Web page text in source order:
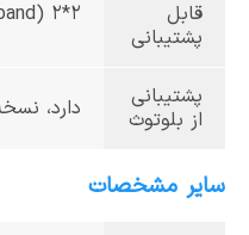
قابل
پشتیبانی
2*2
پشتیبانی
از بلوتوث
دارد، نسخه
سایر مشخصات